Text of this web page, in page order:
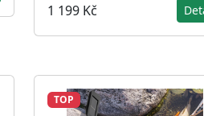
1 199 Kč
TOP